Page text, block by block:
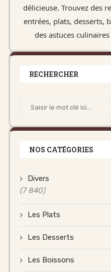
délicieuse. Trouvez des
entrées, plats, desserts,
des astuces
RECHERCHER
NOS CATÉGORIES
Divers
(7 840)
Les Plats
Les Desserts
Les Boissons